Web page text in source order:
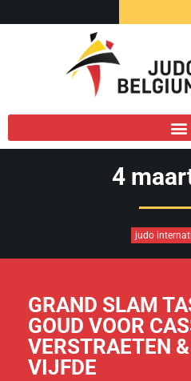
4
judo
GRAND SLAM
GOUD VOOR
VERSTRAETEN
VIJFDE